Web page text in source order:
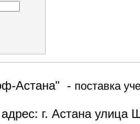
Астана" - поставка
г. Астана